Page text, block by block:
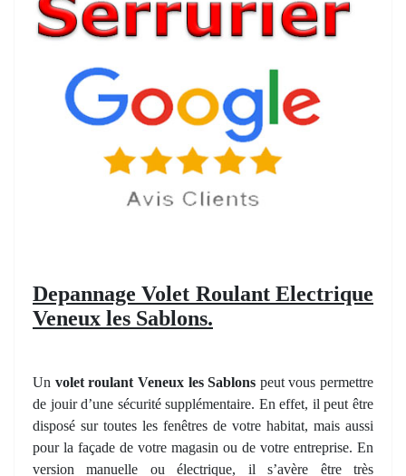
Depannage Volet Roulant Electrique
Veneux les Sablons.
Un volet roulant Veneux les Sablons peut vous permettre
de jouir d’une sécurité supplémentaire. En effet, il peut être
disposé sur toutes les fenêtres de votre habitat, mais aussi
pour la façade de votre magasin ou de votre entreprise. En
version manuelle ou électrique, il s’avère être très